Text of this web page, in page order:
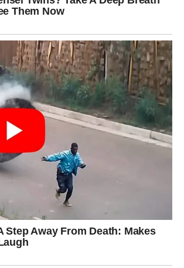
puni topline i iskrenih emocija.
sve uskoro stiže mnogim znakovima
će je osjetiti Rakovi, Vage i Ribe
vraća onda kada su najmanje
da neke emocije nikada ne
ljubav uvijek pronađe način da se vrati
postane spremno da vjeruje.